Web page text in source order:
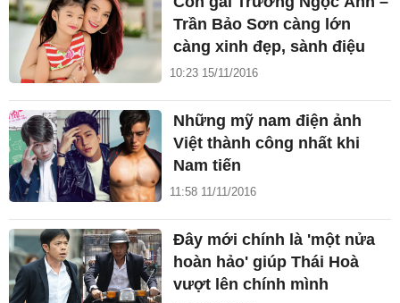
Trần Bảo Sơn càng lớn
càng xinh đẹp, sành điệu
10:23 15/11/2016
Những mỹ nam điện ảnh
Việt thành công nhất khi
Nam tiến
11:58 11/11/2016
Đây mới chính là 'một nửa
hoàn hảo' giúp Thái Hoà
vượt lên chính mình